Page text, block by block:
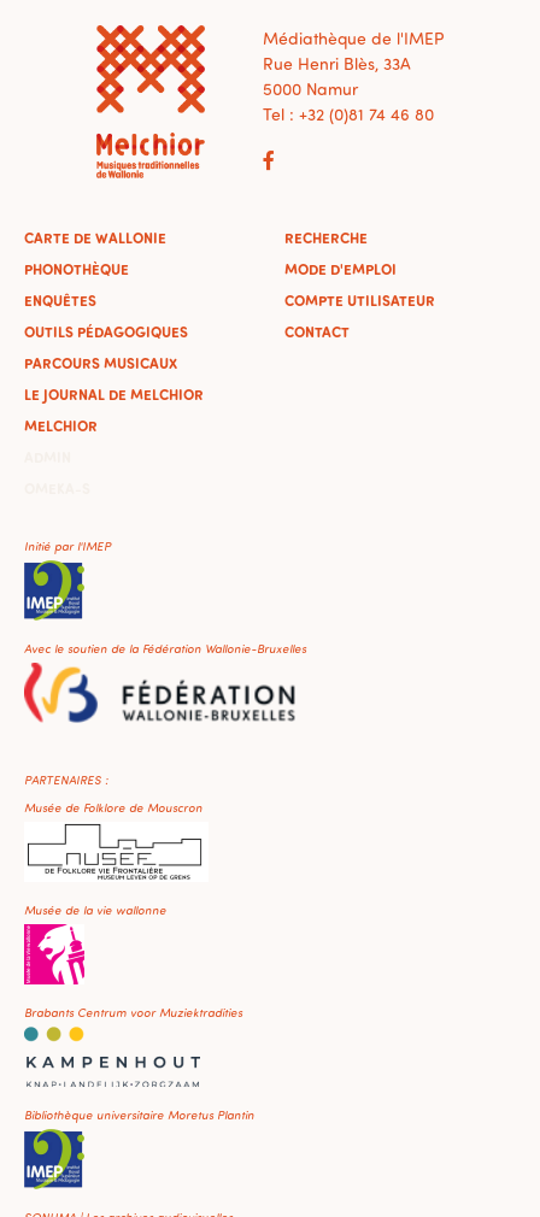
Médiathèque de l'IMEP
Rue Henri Blès, 33A
5000 Namur
Tel : +32 (0)81 74 46 80
CARTE DE WALLONIE
PHONOTHÈQUE
ENQUÊTES
OUTILS PÉDAGOGIQUES
PARCOURS MUSICAUX
LE JOURNAL DE MELCHIOR
MELCHIOR
RECHERCHE
MODE D'EMPLOI
COMPTE UTILISATEUR
CONTACT
Initié par l'IMEP
Avec le soutien de la Fédération Wallonie-Bruxelles
PARTENAIRES :
Musée de Folklore de Mouscron
Musée de la vie wallonne
Brabants Centrum voor Muziektradities
Bibliothèque universitaire Moretus Plantin